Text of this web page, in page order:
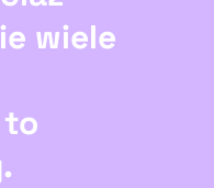
wiele